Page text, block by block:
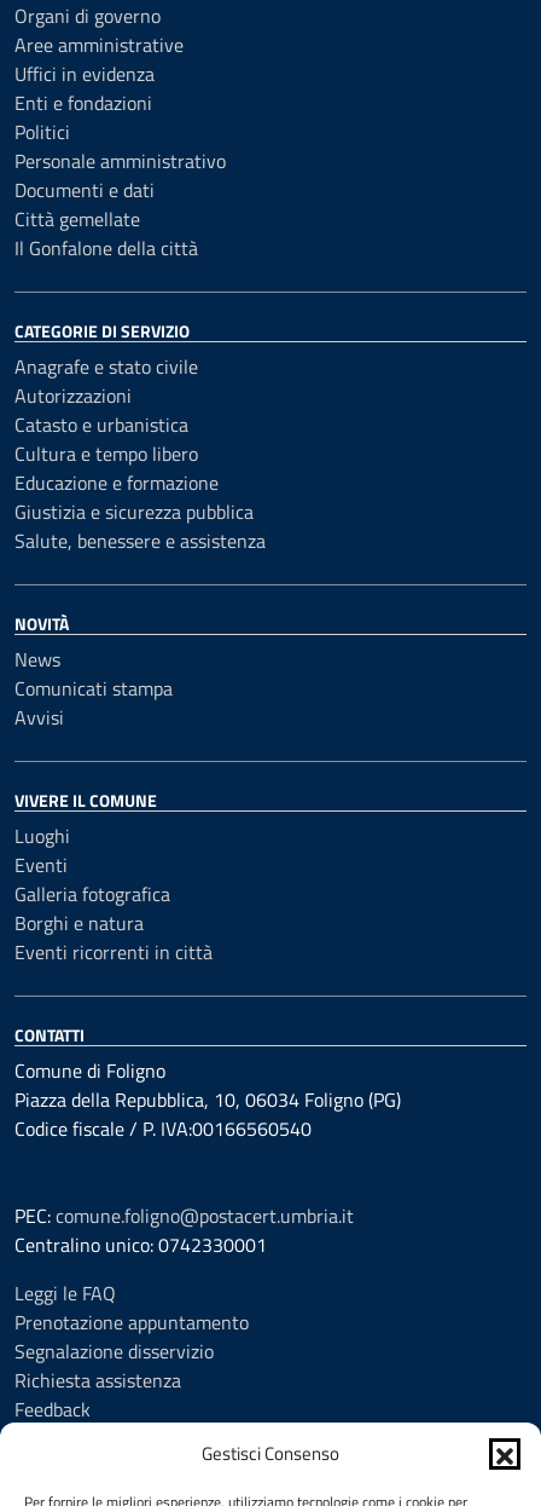
Gestisci Consenso
Organi di governo
Aree amministrative
Uffici in evidenza
Enti e fondazioni
Politici
Personale amministrativo
Documenti e dati
Città gemellate
Il Gonfalone della città
CATEGORIE DI SERVIZIO
Anagrafe e stato civile
Autorizzazioni
Catasto e urbanistica
Cultura e tempo libero
Educazione e formazione
Giustizia e sicurezza pubblica
Salute, benessere e assistenza
NOVITÀ
News
Comunicati stampa
Avvisi
VIVERE IL COMUNE
Luoghi
Eventi
Galleria fotografica
Borghi e natura
Eventi ricorrenti in città
CONTATTI
Comune di Foligno
Piazza della Repubblica, 10, 06034 Foligno (PG)
Codice fiscale / P. IVA:00166560540
PEC:comune.foligno@postacert.umbria.it
Centralino unico: 0742330001
Leggi le FAQ
Prenotazione appuntamento
Segnalazione disservizio
Richiesta assistenza
Feedback
Informativa privacy